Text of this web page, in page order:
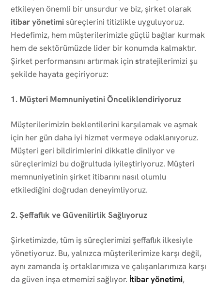
etkileyen önemli bir unsurdur ve biz, şirket olarak
itibar yönetimisüreçlerini titizlikle uyguluyoruz.
Hedefimiz, hem müşterilerimizle güçlü bağlar kurmak
hem de sektörümüzde lider bir konumda kalmaktır.
Şirket performansını artırmak içinstratejilerimizi şu
şekilde hayata geçiriyoruz:
1. Müşteri Memnuniyetini Önceliklendiriyoruz
Müşterilerimizin beklentilerini karşılamak ve aşmak
için her gün daha iyi hizmet vermeye odaklanıyoruz.
Müşteri geri bildirimlerini dikkatle dinliyor ve
süreçlerimizi bu doğrultuda iyileştiriyoruz. Müşteri
memnuniyetinin şirket itibarını nasıl olumlu
etkilediğini doğrudan deneyimliyoruz.
2. Şeffaflık ve Güvenilirlik Sağlıyoruz
Şirketimizde, tüm iş süreçlerimizi şeffaflık ilkesiyle
yönetiyoruz. Bu, yalnızca müşterilerimize karşı değil,
aynı zamanda iş ortaklarımıza ve çalışanlarımıza karşı
da güven inşa etmemizi sağlıyor. İtibar yönetimi,